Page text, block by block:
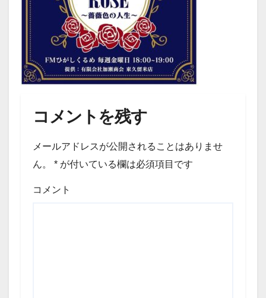
コメントを残す
メールアドレスが公開されることはありませ
ん。
* が付いている欄は必須項目です
コメント